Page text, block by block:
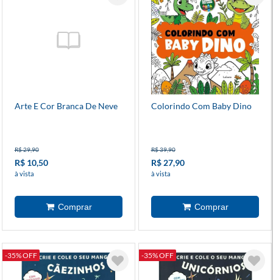
Arte E Cor Branca De Neve
R$ 29,90
R$ 10,50
à vista
Colorindo Com Baby Dino
R$ 39,90
R$ 27,90
à vista
-35% OFF -35% OFF